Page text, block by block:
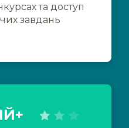
та доступ
завдань